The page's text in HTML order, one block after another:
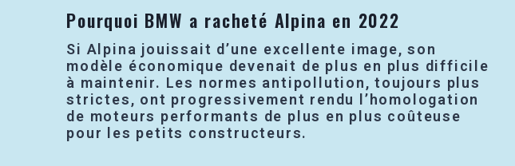
Pourquoi BMW a racheté Alpina en 2022
Si Alpina jouissait d’une excellente image, son
modèle économique devenait de plus en plus difficile
à maintenir. Les normes antipollution, toujours plus
strictes, ont progressivement rendu l’homologation
de moteurs performants de plus en plus coûteuse
pour les petits constructeurs.